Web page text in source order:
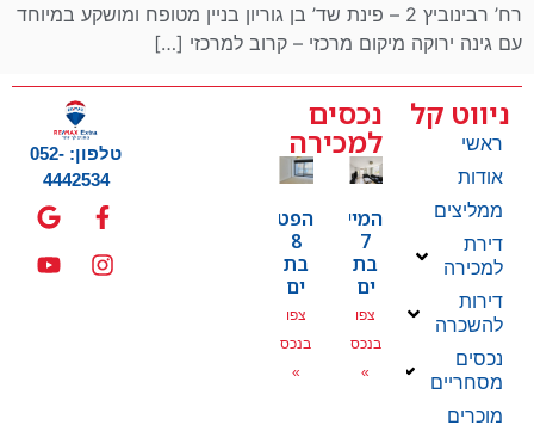
רח’ רבינוביץ 2 – פינת שד’ בן גוריון בניין מטופח ומושקע במיוחד
עם גינה ירוקה מיקום מרכזי – קרוב למרכזי […]
ניווט קל
ראשי
אודות
ממליצים
דירת
למכירה
דירות
להשכרה
נכסים
מסחריים
מוכרים
נכסים
למכירה
המייסדים
7
בת
ים
צפו
בנכס
»
הפטמן
8
בת
ים
צפו
בנכס
»
טלפון: 052-
4442534